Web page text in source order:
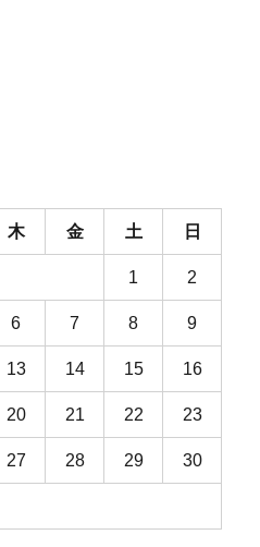
木 金 土 日
1 2
6 7 8 9
13 14 15 16
20 21 22 23
27 28 29 30